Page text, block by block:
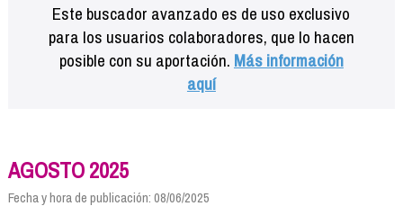
Este buscador avanzado es de uso exclusivo
para los usuarios colaboradores, que lo hacen
posible con su aportación. Más información
aquí
AGOSTO 2025
Fecha y hora de publicación: 08/06/2025